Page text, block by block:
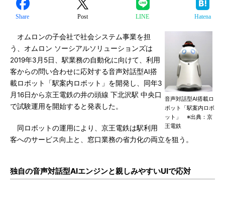
Share Post LINE Hatena
音声対話型AI搭載ロ
ボット「駅案内ロボ
ット」 ※出典：京
王電鉄
オムロンの子会社で社会システム事業を担
う、オムロン ソーシアルソリューションズは
2019年3月5日、駅業務の自動化に向けて、利用
客からの問い合わせに応対する音声対話型AI搭
載ロボット「駅案内ロボット」を開発し、同年3
月16日から京王電鉄の井の頭線 下北沢駅 中央口
で試験運用を開始すると発表した。
同ロボットの運用により、京王電鉄は駅利用
客へのサービス向上と、窓口業務の省力化の両立を狙う。
独自の音声対話型AIエンジンと親しみやすいUIで応対